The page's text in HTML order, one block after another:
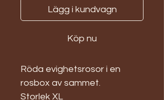
Lägg i kundvagn
Köp nu
Röda evighetsrosor i en
rosbox av sammet.
Storlek XL